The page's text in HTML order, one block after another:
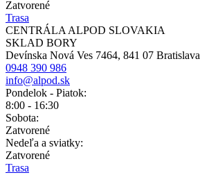
Zatvorené
Trasa
CENTRÁLA ALPOD SLOVAKIA
SKLAD BORY
Devínska Nová Ves 7464, 841 07 Bratislava
0948 390 986
info@alpod.sk
Pondelok - Piatok:
8:00 - 16:30
Sobota:
Zatvorené
Nedeľa a sviatky:
Zatvorené
Trasa